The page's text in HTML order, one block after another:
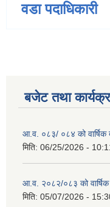
वडा पदाधिकारी
बजेट तथा
आ.व. ०८३/ ०८४ को
मिति: 06/25/2026 -
आ.व. २०८२/०८३ को
मिति: 05/07/2026 -